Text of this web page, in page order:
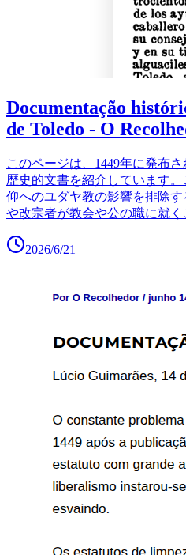
Documentação
de Toledo - O
このページは、1449年に発布
歴史的文書を紹介しています
仰へのユダヤ教の影響を排除
や改宗者が教会や公の職に就く
2026/6/21